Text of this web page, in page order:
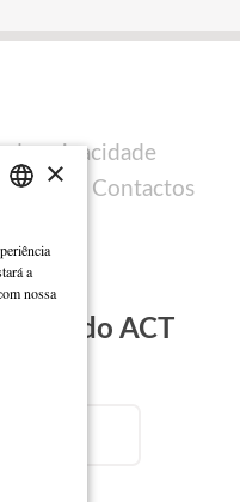
de privacidade
Contactos
do ACT
×
a
nossa